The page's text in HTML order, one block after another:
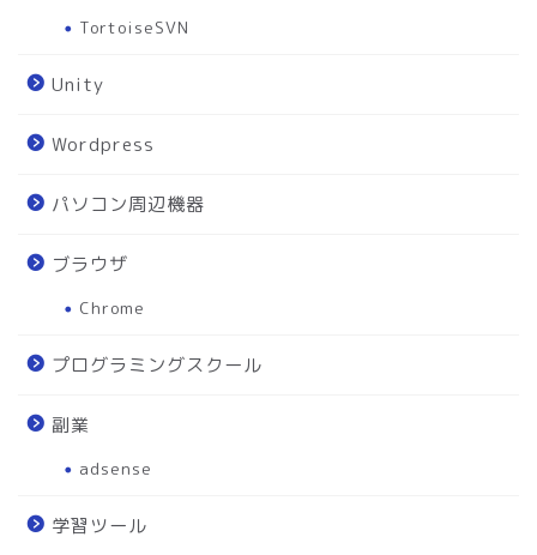
TortoiseSVN
Unity
Wordpress
パソコン周辺機器
ブラウザ
Chrome
プログラミングスクール
副業
adsense
学習ツール